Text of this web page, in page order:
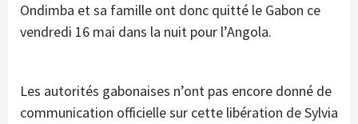
Ondimba et sa famille ont donc quitté le Gabon ce
vendredi 16 mai dans la nuit pour l’Angola.
Les autorités gabonaises n’ont pas encore donné de
communication officielle sur cette libération de Sylvia